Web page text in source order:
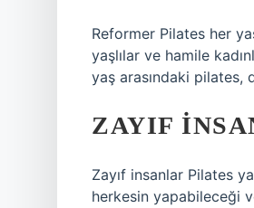
Reformer Pilates her
yaşlılar ve hamile
yaş arasındaki pilates,
ZAYIF
Zayıf insanlar Pilates
herkesin yapabileceği